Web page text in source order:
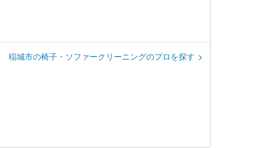
稲城市の椅子・ソファークリーニングのプロを探す